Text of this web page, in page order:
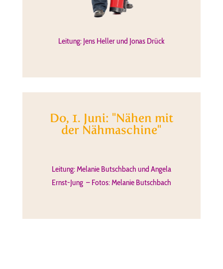
Leitung: Jens Heller und Jonas Drück
Do, 1. Juni: "Nähen mit
der Nähmaschine"
Leitung: Melanie Butschbach und Angela
Ernst-Jung – Fotos: Melanie Butschbach